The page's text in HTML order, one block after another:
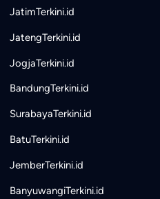
JatimTerkini.id
JatengTerkini.id
JogjaTerkini.id
BandungTerkini.id
SurabayaTerkini.id
BatuTerkini.id
JemberTerkini.id
BanyuwangiTerkini.id